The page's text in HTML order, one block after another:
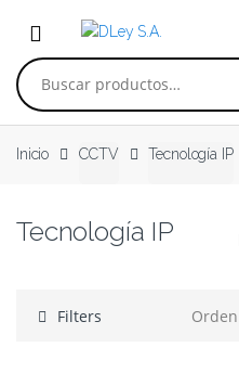
Buscar por:
Inicio CCTV Tecnología IP
Tecnología IP
Filters